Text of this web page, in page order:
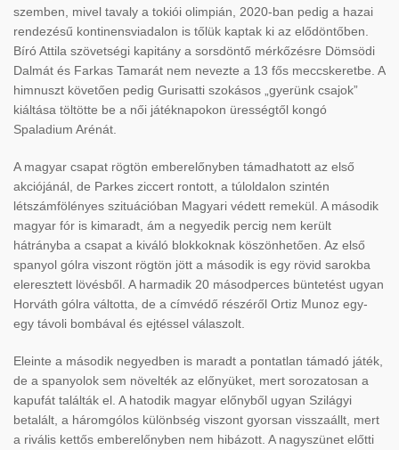
szemben, mivel tavaly a tokiói olimpián, 2020-ban pedig a hazai
rendezésű kontinensviadalon is tőlük kaptak ki az elődöntőben.
Bíró Attila szövetségi kapitány a sorsdöntő mérkőzésre Dömsödi
Dalmát és Farkas Tamarát nem nevezte a 13 fős meccskeretbe. A
himnuszt követően pedig Gurisatti szokásos „gyerünk csajok”
kiáltása töltötte be a női játéknapokon ürességtől kongó
Spaladium Arénát.
A magyar csapat rögtön emberelőnyben támadhatott az első
akciójánál, de Parkes ziccert rontott, a túloldalon szintén
létszámfölényes szituációban Magyari védett remekül. A második
magyar fór is kimaradt, ám a negyedik percig nem került
hátrányba a csapat a kiváló blokkoknak köszönhetően. Az első
spanyol gólra viszont rögtön jött a második is egy rövid sarokba
eleresztett lövésből. A harmadik 20 másodperces büntetést ugyan
Horváth gólra váltotta, de a címvédő részéről Ortiz Munoz egy-
egy távoli bombával és ejtéssel válaszolt.
Eleinte a második negyedben is maradt a pontatlan támadó játék,
de a spanyolok sem növelték az előnyüket, mert sorozatosan a
kapufát találták el. A hatodik magyar előnyből ugyan Szilágyi
betalált, a háromgólos különbség viszont gyorsan visszaállt, mert
a rivális kettős emberelőnyben nem hibázott. A nagyszünet előtti